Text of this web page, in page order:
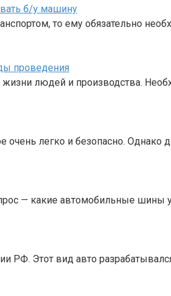
б/у машину
то ему обязательно
проведения
людей и производства.
очень легко и безопасно. Однако
— какие автомобильные шины
РФ. Этот вид авто